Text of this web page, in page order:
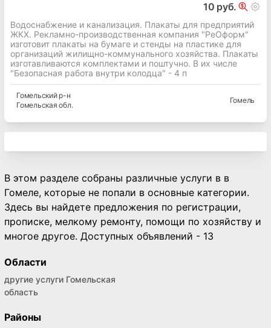
10 руб.
Водоснабжение и канализация. Плакаты для предприятий
ЖКХ. Рекламно-производственная компания "РеОформ"
изготовит плакаты на бумаге и стенды на пластике для
организаций жилищно-коммунального хозяйства. Плакаты
изготавливаются комплектами и поштучно. В их числе
"Безопасная работа внутри колодца" - 4 п
Гомельскийр-н
Гомельская обл.
Гомель
В этом разделе собраны различные услуги в в
Гомеле, которые не попали в основные категории.
Здесь вы найдете предложения по регистрации,
прописке, мелкому ремонту, помощи по хозяйству и
многое другое. Доступных объявлений - 13
Области
другие услуги Гомельская
область
Районы